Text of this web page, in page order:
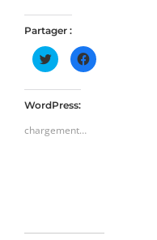
Partager :
Cliquez
pour
partager
dans
fenêtre)
Cliquez
pour
WordPress:
chargement…